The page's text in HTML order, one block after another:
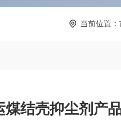
当前位置：
煤结壳抑尘剂产